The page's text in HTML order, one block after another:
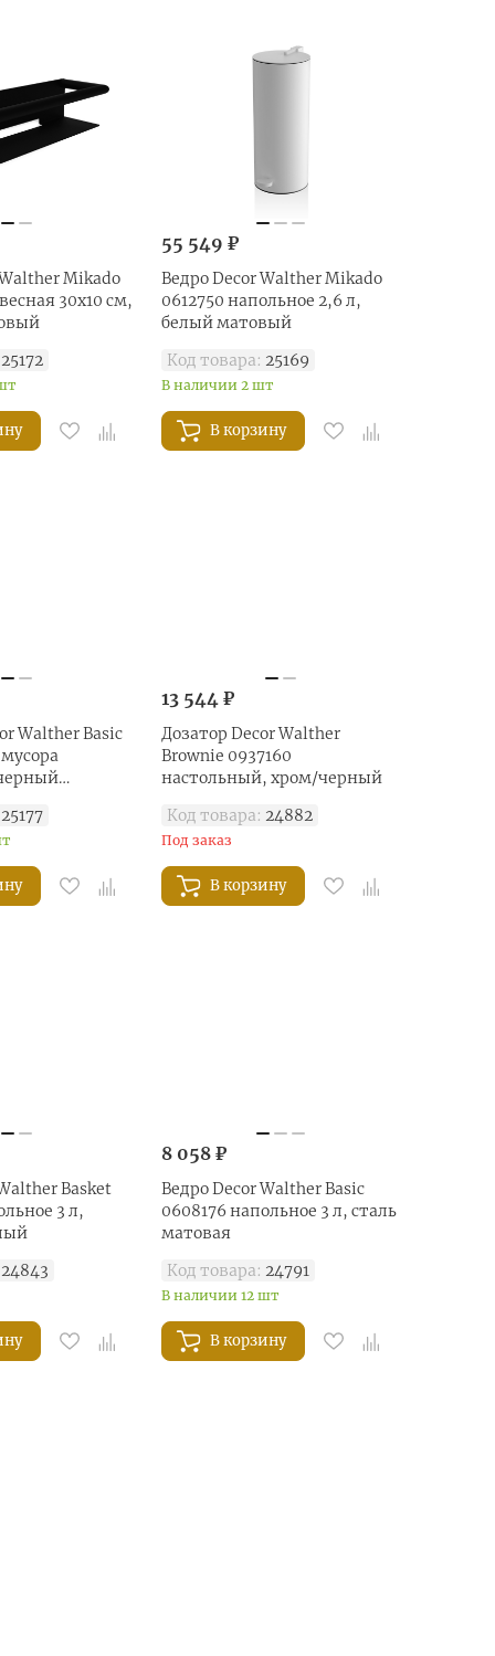
Mikado
30x10 см,
55 549 ₽
Ведро Decor Walther Mikado
0612750 напольное 2,6 л,
белый матовый
Код товара: 25169
В наличии 2 шт
В корзину
Walther Basic
13 544 ₽
Дозатор Decor Walther
Brownie 0937160
настольный, хром/черный
Код товара: 24882
Под заказ
В корзину
Basket
3 л,
8 058 ₽
Ведро Decor Walther Basic
0608176 напольное 3 л, сталь
матовая
Код товара: 24791
В наличии 12 шт
В корзину